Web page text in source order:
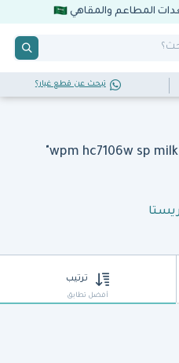
المطاعم والمقاهي
تبحث عن قطع غيار؟
ترتيب
أفضل تطابق